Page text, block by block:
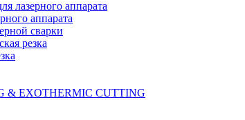
лазерного аппарата
аппарата
сварки
резка
& EXOTHERMIC CUTTING